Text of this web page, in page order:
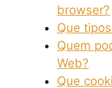
browser?
Que
Quem
Web?
Que